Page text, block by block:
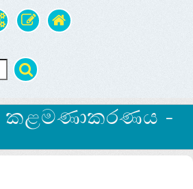
කළමණාකරණය -